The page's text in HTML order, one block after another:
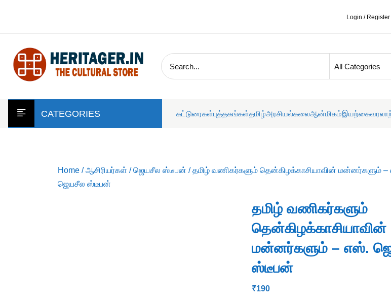
Login / Register
CATEGORIES கட்டுரைகள்புத்தகங்கள்தமிழ்அரசியல்கலைஆன்மிகம்இயற்கை
Home /ஆசிரியர்கள் /ஜெயசீல ஸ்டீபன் / தமிழ் வணிகர்களும் தென்கிழக்காசியாவின் மன்னர்களும் –
ஜெயசீல ஸ்டீபன்
தமிழ் வணிகர்களும்
தென்கிழக்காசியாவின்
மன்னர்களும் – எஸ்.
ஸ்டீபன்
₹190